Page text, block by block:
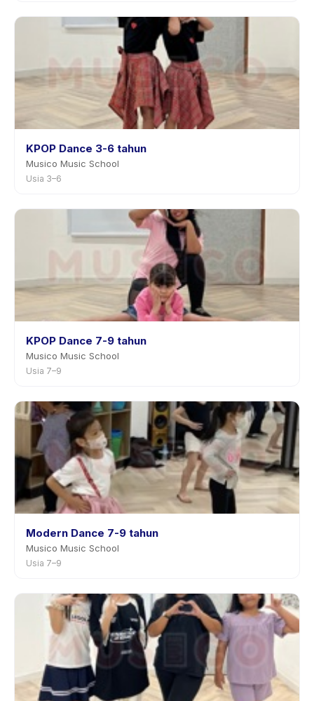
KPOP Dance 3-6 tahun
Musico Music School
Usia 3–6
KPOP Dance 7-9 tahun
Musico Music School
Usia 7–9
Modern Dance 7-9 tahun
Musico Music School
Usia 7–9